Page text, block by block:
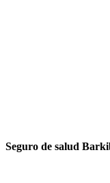
Seguro de salud